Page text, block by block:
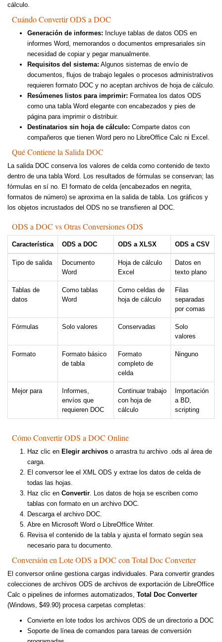
cálculo.
Cuándo Convertir ODS a DOC
Generación de informes: Incluye tablas de datos ODS en
informes Word, memorandos o documentos empresariales sin
necesidad de copiar y pegar manualmente.
Requisitos del sistema: Algunos sistemas de envío de
documentos, flujos de trabajo legales o procesos administrativos
requieren formato DOC y no aceptan archivos de hoja de cálculo.
Resúmenes listos para imprimir: Formatea los datos ODS
como una tabla Word elegante con encabezados y pies de
página para imprimir o distribuir.
Destinatarios sin hoja de cálculo: Comparte datos con
compañeros que tienen Word pero no LibreOffice Calc ni Excel.
Qué Contiene la Salida DOC
La salida DOC conserva los valores de celda como contenido de texto
dentro de una tabla Word. Los resultados de fórmulas se conservan; las
fórmulas en sí no. El formato de celda (encabezados en negrita,
formatos de número) se aproxima en la salida de tabla. Los gráficos y
los objetos incrustados del ODS no se transfieren al DOC.
ODS a DOC vs Otras Conversiones ODS
Característica ODS a DOC ODS a XLSX ODS a CSV
Tipo de salida
Documento
Word
Hoja de cálculo
Excel
Datos en
texto plano
Tablas de
datos
Como tablas
Word
Como celdas de
hoja de cálculo
Filas
separadas
por comas
Fórmulas Solo valores Conservadas
Solo
valores
Formato
Formato básico
de tabla
Formato
completo de
celda
Ninguno
Mejor para
Informes,
envíos que
requieren DOC
Continuar trabajo
con hoja de
cálculo
Importación
a BD,
scripting
Cómo Convertir ODS a DOC Online
Haz clic en Elegir archivos o arrastra tu archivo .ods al área de
carga.
El conversor lee el XML ODS y extrae los datos de celda de
todas las hojas.
Haz clic en Convertir. Los datos de hoja se escriben como
tablas con formato en un archivo DOC.
Descarga el archivo DOC.
Abre en Microsoft Word o LibreOffice Writer.
Revisa el contenido de la tabla y ajusta el formato según sea
necesario para tu documento.
Conversión en Lote ODS a DOC con Total Doc Converter
El conversor online gestiona cargas individuales. Para convertir grandes
colecciones de archivos ODS de archivos de exportación de LibreOffice
Calc o pipelines de informes automatizados, Total Doc Converter
(Windows, $49.90) procesa carpetas completas:
Convierte en lote todos los archivos ODS de un directorio a DOC
Soporte de línea de comandos para tareas de conversión